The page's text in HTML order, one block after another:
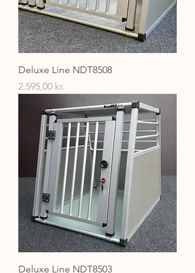
Deluxe Line NDT8508
Pris
2.595,00 kr.
Deluxe Line NDT8503